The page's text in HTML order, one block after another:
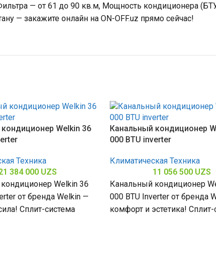
— от 61 до 90 кв.м, Мощность кондиционера
— закажите онлайн на ON-OFF.uz прямо сейчас!
Welkin 36
Техника
384 000 UZS
Welkin 36
от бренда Welkin —
Сплит-система
Канальный кондиционер
000 BTU inverter
Климатическая Техника
11 056 500 UZS
Канальный кондиционер
000 BTU Inverter от бренда
комфорт и эстетика! Сплит-